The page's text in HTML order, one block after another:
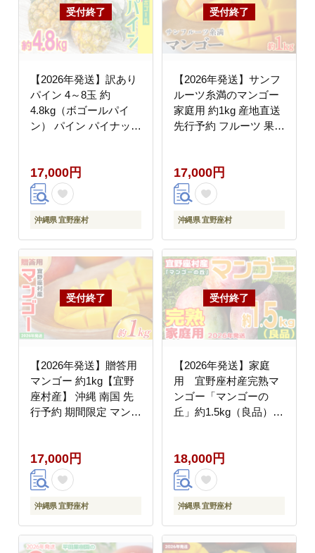
【2026年発送】訳あり
パイン 4～8玉 約
4.8kg（ボゴールパイ
ン） パイン パイナップ
い 家庭用 国産パイン
パインアップル スナッ
ク ちぎって食べる 夏限
定 トロピカル ジューシ
ルーツ 沖縄 宜野座村
17,000円
沖縄県 宜野座村
【2026年発送】サンフ
ルーツ糸満のマンゴー
家庭用 約1kg 産地直送
先行予約 フルーツ 果物
ン種 濃厚 デザート 贅
沢 旬の果物 甘い おす
すめ プレゼント 贈答
冷蔵 国産 沖縄 沖縄県
17,000円
沖縄県 宜野座村
【2026年発送】贈答用
マンゴー 約1kg【宜野
座村産】 沖縄 南国 先
行予約 期間限定 マンゴ
用 濃厚 甘い 芳醇 夏
17,000円
沖縄県 宜野座村
【2026年発送】家庭
用 宜野座村産完熟マ
ンゴー「マンゴーの
丘」約1.5kg（良品）
ランキング 完熟 お気に
入り 収穫 人気 甘味 フ
ルーツ 沖縄県 国産 食
品 デザート 産地直送
18,000円
沖縄県 宜野座村